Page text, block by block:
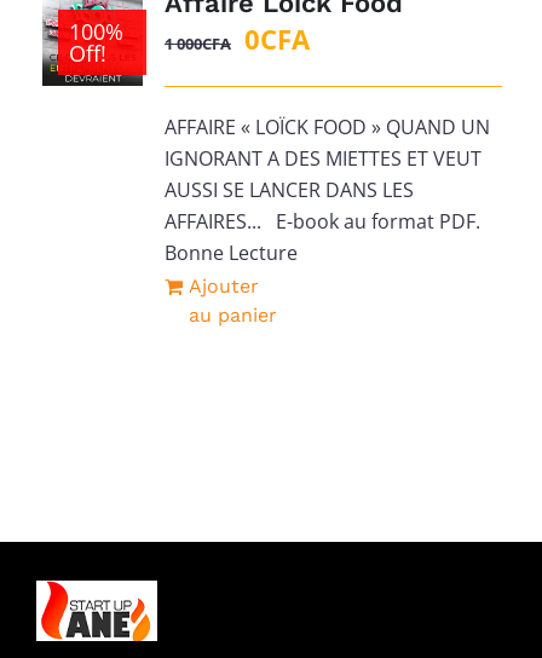
100%
Off! 1 000CFA
Le
initial
était :
1
000CFA.
0CFALe
est :
0CFA.
AFFAIRE « LOÏCK FOOD » QUAND UN
IGNORANT A DES MIETTES ET VEUT
AUSSI SE LANCER DANS LES
AFFAIRES... E-book au format PDF.
Bonne Lecture
Ajouter
au panier